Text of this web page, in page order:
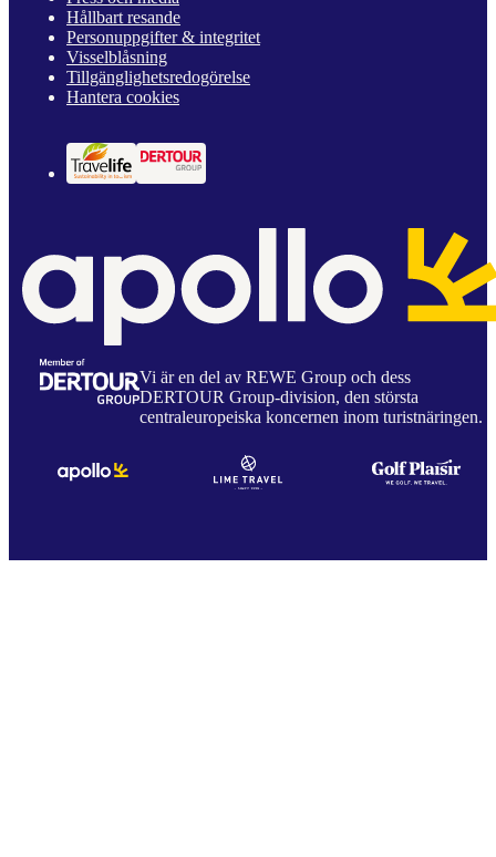
Hållbart resande
Personuppgifter & integritet
Visselblåsning
Tillgänglighetsredogörelse
Hantera cookies
Vi är en del av REWE Group och dess
DERTOUR Group-division, den största
centraleuropeiska koncernen inom turistnäringen.